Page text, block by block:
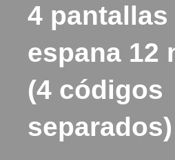
4
espana 12
(4 códigos
separados)